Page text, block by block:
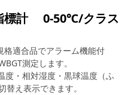
標計 0-50℃/クラス
格適合品でアラーム機能付
測定します。
度・相対湿度・黒球温度（ふ
替え表示できます。